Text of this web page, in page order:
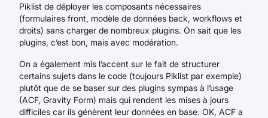
Piklist de déployer les composants nécessaires
(formulaires front, modèle de données back, workflows et
droits) sans charger de nombreux plugins. On sait que les
plugins, c’est bon, mais avec modération.
On a également mis l’accent sur le fait de structurer
certains sujets dans le code (toujours Piklist par exemple)
plutôt que de se baser sur des plugins sympas à l’usage
(ACF, Gravity Form) mais qui rendent les mises à jours
difficiles car ils génèrent leur données en base. OK, ACF a